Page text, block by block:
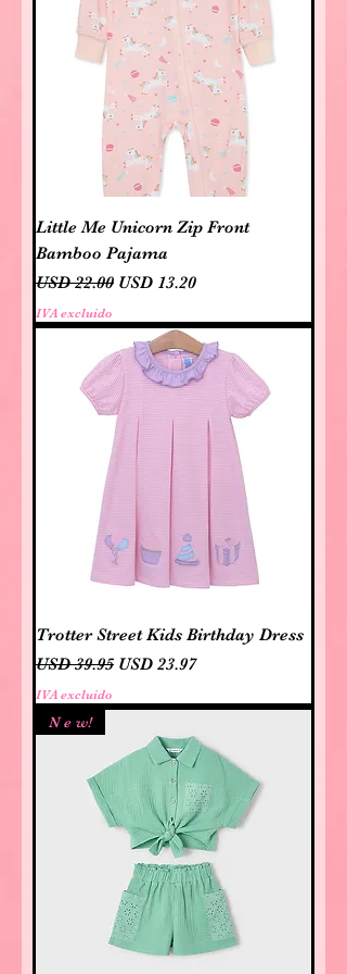
Little Me Unicorn Zip Front
Bamboo Pajama
Precio
USD 22.00 Precio de oferta
USD 13.20
IVA excluido
Trotter Street Kids Birthday Dress
Precio
USD 39.95 Precio de oferta
USD 23.97
IVA excluido
N e w!